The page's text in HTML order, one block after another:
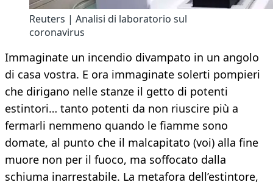
Reuters | Analisi di laboratorio sul
coronavirus
Immaginate un incendio divampato in un angolo
di casa vostra. E ora immaginate solerti pompieri
che dirigano nelle stanze il getto di potenti
estintori… tanto potenti da non riuscire più a
fermarli nemmeno quando le fiamme sono
domate, al punto che il malcapitato (voi) alla fine
muore non per il fuoco, ma soffocato dalla
schiuma inarrestabile. La metafora dell’estintore,